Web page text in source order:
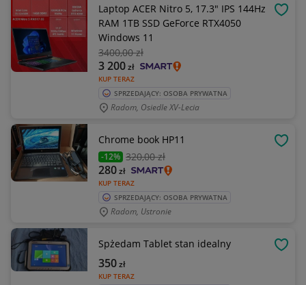
Laptop ACER Nitro 5, 17.3" IPS 144Hz
RAM 1TB SSD GeForce RTX4050
Windows 11
3400,00 zł
KUP TERAZ
3 200zł
SPRZEDAJĄCY: OSOBA PRYWATNA
Radom, Osiedle XV-Lecia
Chrome book HP11
-12% 320,00 zł
KUP TERAZ
280zł
SPRZEDAJĄCY: OSOBA PRYWATNA
Radom, Ustronie
Spżedam Tablet stan idealny
KUP TERAZ
350zł